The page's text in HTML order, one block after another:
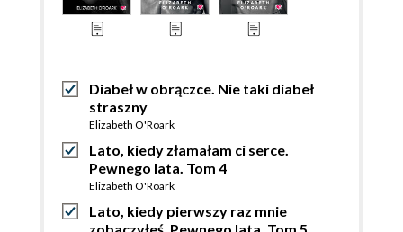
Diabeł w obrączce. Nie taki diabeł
straszny
Elizabeth O'Roark
Lato, kiedy złamałam ci serce.
Pewnego lata. Tom 4
Elizabeth O'Roark
Lato, kiedy pierwszy raz mnie